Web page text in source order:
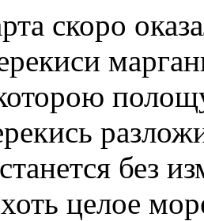
скоро
без
целое